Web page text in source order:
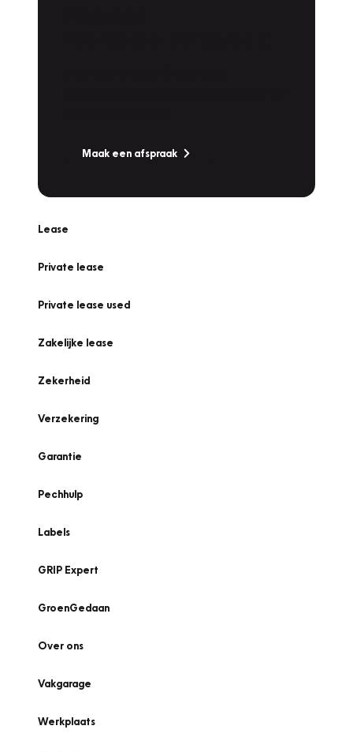
Maak een afspraak
Lease
Private lease
Private lease used
Zakelijke lease
Zekerheid
Verzekering
Garantie
Pechhulp
Labels
GRIP Expert
GroenGedaan
Over ons
Vakgarage
Werkplaats